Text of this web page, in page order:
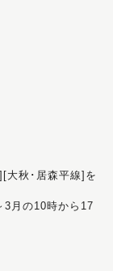
大秋･居森平線]を
月の10時から17